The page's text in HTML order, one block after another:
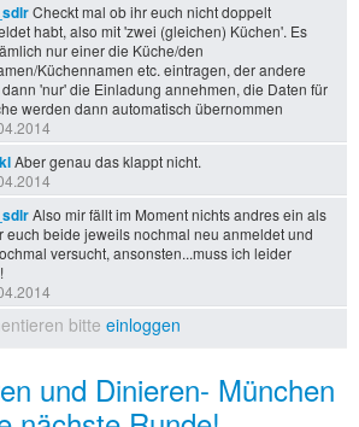
Checkt mal ob ihr euch nicht doppelt
habt, also mit 'zwei (gleichen) Küchen'. Es
nur einer die Küche/den
Küchennamen etc. eintragen, der andere
'nur' die Einladung annehmen, die Daten für
werden dann automatisch übernommen
Aber genau das klappt nicht.
Also mir fällt im Moment nichts andres ein als
euch beide jeweils nochmal neu anmeldet und
versucht, ansonsten...muss ich leider
bitte einloggen
und Dinieren- München